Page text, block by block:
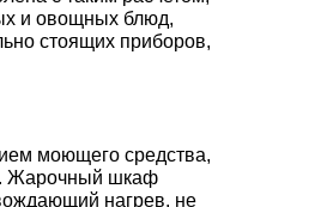
и овощных блюд,
стоящих приборов,
моющего средства,
Жарочный шкаф
нагрев, не